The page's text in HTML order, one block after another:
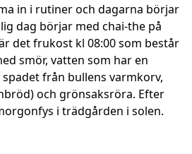
in i rutiner och dagarna börjar
dag börjar med chai-the på
det frukost kl 08:00 som består
smör, vatten som har en
från bullens varmkorv,
och grönsaksröra. Efter
i trädgården i solen.